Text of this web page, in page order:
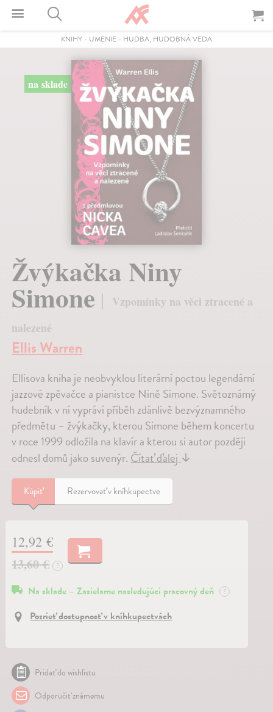
KNIHY - UMENIE - HUDBA, HUDOBNÁ VEDA
na sklade
Žvýkačka Niny
Simone
Vzpomínky na věci ztracené a
nalezené
Ellis Warren
Ellisova kniha je neobvyklou literární poctou legendární
jazzové zpěvačce a pianistce Nině Simone. Světoznámý
hudebník v ní vypráví příběh zdánlivě bezvýznamného
předmětu – žvýkačky, kterou Simone během koncertu
v roce 1999 odložila na klavír a kterou si autor později
odnesl domů jako suvenýr.Čítať ďalej↓
Kúpiť Rezervovať v kníhkupectve
12,92 €
13,60 €
?
Na sklade – Zasielame nasledujúci pracovný deň ?
Pozrieť dostupnosť v kníhkupectvách
Pridať do wishlistu
Odporučiť známemu